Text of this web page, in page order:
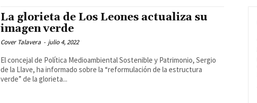
La glorieta de Los Leones actualiza su
imagen verde
Cover Talavera - julio 4, 2022
El concejal de Política Medioambiental Sostenible y Patrimonio, Sergio
de la Llave, ha informado sobre la “reformulación de la estructura
verde” de la glorieta...